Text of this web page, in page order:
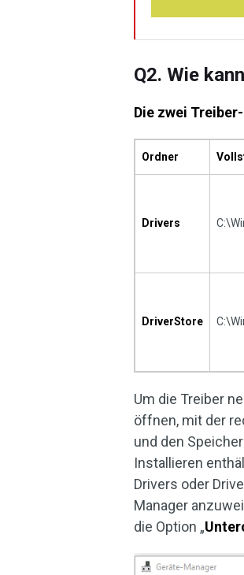
Q2. Wie
Die zwei
Ordner
Drivers
DriverStore
Um die Treiber
öffnen, mit der
und den
Installieren
Drivers oder
Manager
die Option „